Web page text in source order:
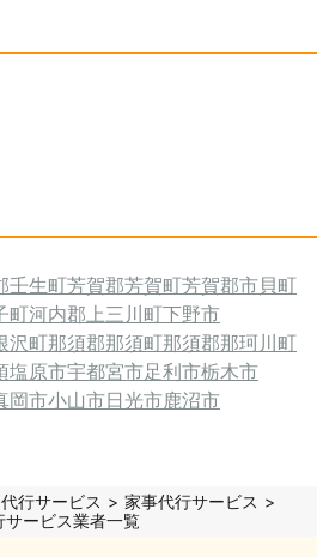
壬生町芳賀郡芳賀町芳賀郡市貝町
町河内郡上三川町下野市
沢町那須郡那須町那須郡那珂川町
塩原市宇都宮市足利市栃木市
岡市小山市日光市鹿沼市
行サービス
家事代行サービス
ービス業者一覧